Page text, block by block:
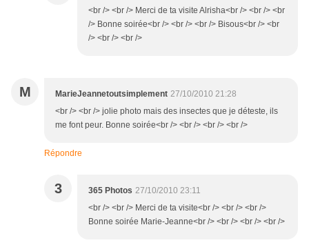
<br /> <br /> Merci de ta visite Alrisha<br /> <br /> <br
/> Bonne soirée<br /> <br /> <br /> Bisous<br /> <br
/> <br /> <br />
M MarieJeannetoutsimplement 27/10/2010 21:28
<br /> <br /> jolie photo mais des insectes que je déteste, ils
me font peur. Bonne soirée<br /> <br /> <br /> <br />
Répondre
3 365 Photos 27/10/2010 23:11
<br /> <br /> Merci de ta visite<br /> <br /> <br />
Bonne soirée Marie-Jeanne<br /> <br /> <br /> <br />